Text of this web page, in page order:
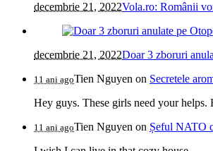
decembrie 21, 2022Vola.ro: Românii
decembrie 21, 2022Doar 3 zboruri
11 ani agoTien Nguyen on Secretele
Hey guys. These girls need your helps.
11 ani agoTien Nguyen on Șeful NATO